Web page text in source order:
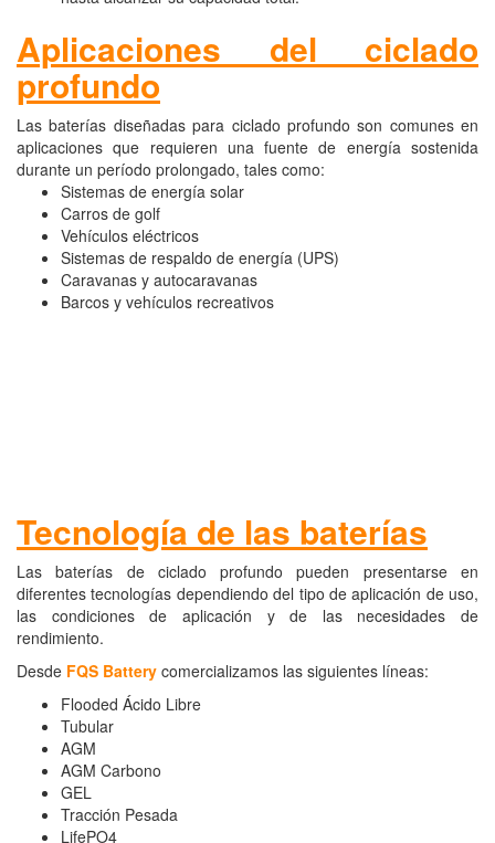
Aplicaciones del ciclado
profundo
Las baterías diseñadas para ciclado profundo son comunes en
aplicaciones que requieren una fuente de energía sostenida
durante un período prolongado, tales como:
Sistemas de energía solar
Carros de golf
Vehículos eléctricos
Sistemas de respaldo de energía (UPS)
Caravanas y autocaravanas
Barcos y vehículos recreativos
Tecnología de las baterías
Las baterías de ciclado profundo pueden presentarse en
diferentes tecnologías dependiendo del tipo de aplicación de uso,
las condiciones de aplicación y de las necesidades de
rendimiento.
Desde FQS Battery comercializamos las siguientes líneas:
Flooded Ácido Libre
Tubular
AGM
AGM Carbono
GEL
Tracción Pesada
LifePO4